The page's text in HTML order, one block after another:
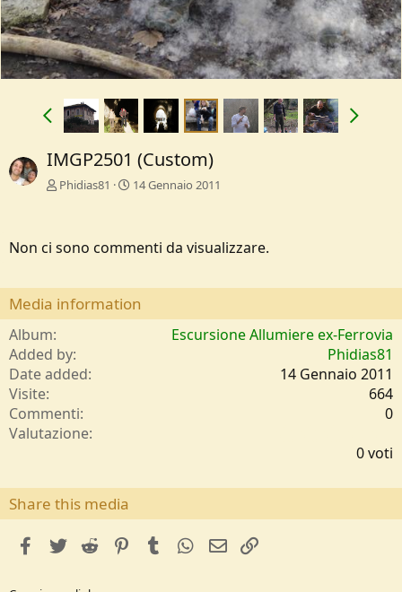
IMGP2501 (Custom)
Phidias81 14 Gennaio 2011
Non ci sono commenti da visualizzare.
Media information
Album
Escursione Allumiere ex-Ferrovia
Added by
Phidias81
Date added
14 Gennaio 2011
Visite
664
Commenti
0
Valutazione
0
t
0 voti
Share this media
facebookTwitterReddit PinterestTumblrWhatsApp
e-mail